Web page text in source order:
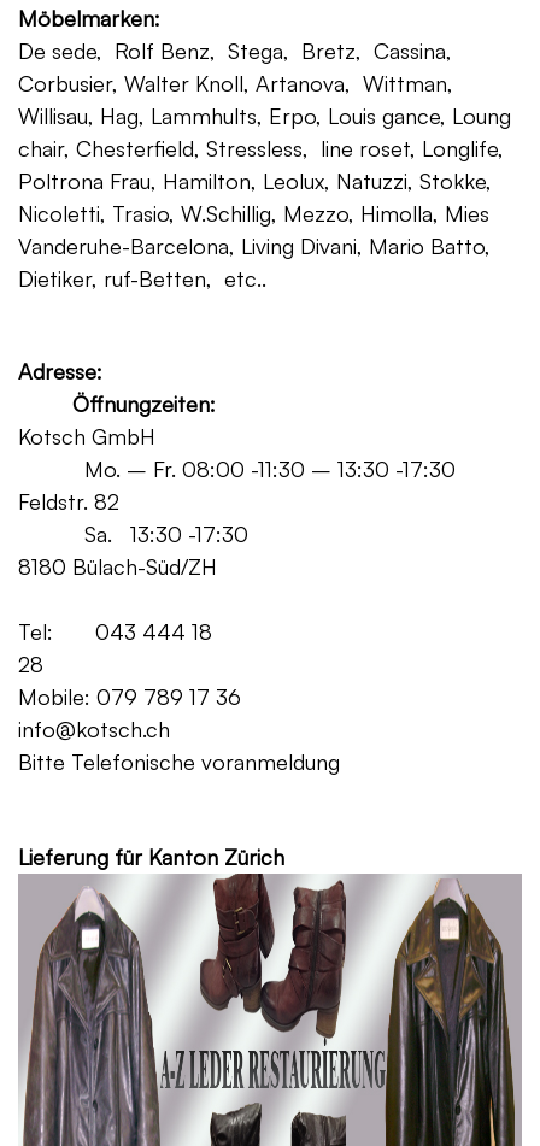
Möbelmarken:
De sede, Rolf Benz, Stega, Bretz, Cassina,
Corbusier, Walter Knoll, Artanova, Wittman,
Willisau, Hag, Lammhults, Erpo, Louis gance, Loung
chair, Chesterfield, Stressless, line roset, Longlife,
Poltrona Frau, Hamilton, Leolux, Natuzzi, Stokke,
Nicoletti, Trasio, W.Schillig, Mezzo, Himolla, Mies
Vanderuhe-Barcelona, Living Divani, Mario Batto,
Dietiker, ruf-Betten, etc..
Adresse:
Öffnungzeiten:
Kotsch GmbH
Mo. – Fr. 08:00 -11:30 – 13:30 -17:30
Feldstr. 82
Sa. 13:30 -17:30
8180 Bülach-Süd/ZH
Tel: 043 444 18
28
Mobile: 079 789 17 36
info@kotsch.ch
Bitte Telefonische voranmeldung
Lieferung für Kanton Zürich